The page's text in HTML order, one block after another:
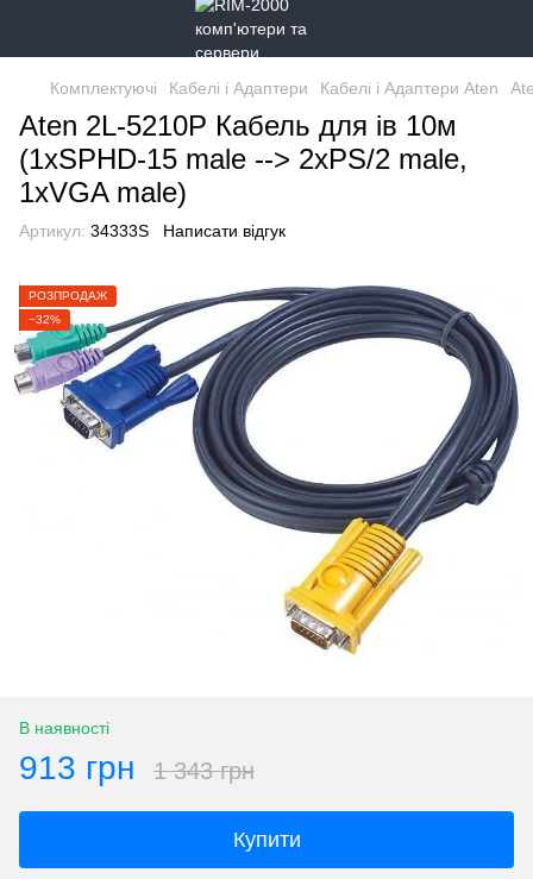
Комплектуючі Кабелі і Адаптери Кабелі і Адаптери Aten
Aten 2L-5210P Кабель для ів 10м
(1xSPHD-15 male --> 2xPS/2 male,
1xVGA male)
Артикул: 34333S Написати відгук
РОЗПРОДАЖ
−32%
В наявності
913 грн 1 343 грн
Купити